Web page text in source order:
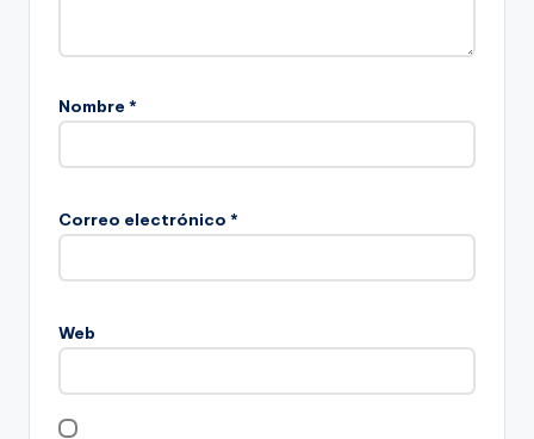
Nombre *
Correo electrónico *
Web